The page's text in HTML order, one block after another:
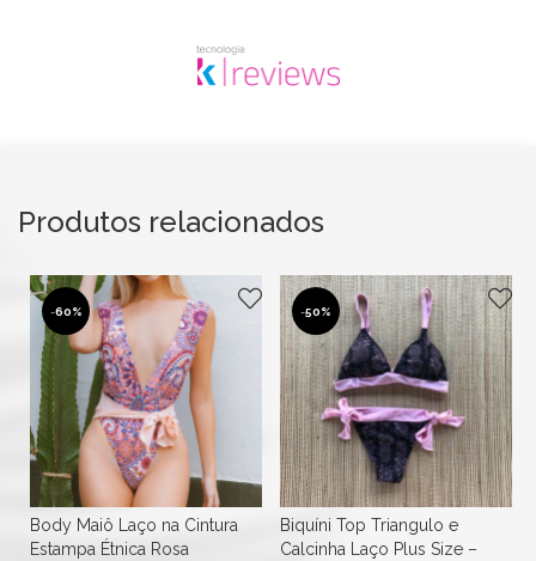
Produtos relacionados
-60%
Body Maiô Laço na Cintura
Estampa Étnica Rosa
-50%
Biquíni Top Triangulo e
Calcinha Laço Plus Size –